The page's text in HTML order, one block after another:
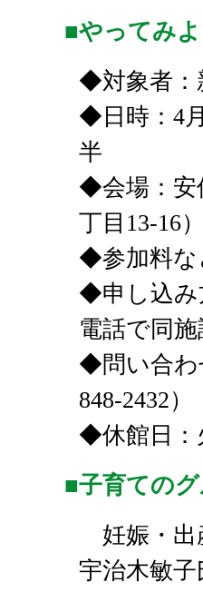
■やってみ
◆対象者：
◆日時：4
半
◆会場：安
丁目13-16
◆参加料な
◆申し込み
電話で同
◆問い合わ
848-2432）
◆休館日：
■子育ての
妊娠・出
宇治木敏